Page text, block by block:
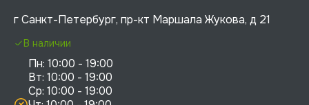
г Санкт-Петербург, пр-кт Маршала Жукова, д 21
Пн: 10:00 - 19:00
Вт: 10:00 - 19:00
Ср: 10:00 - 19:00
В наличии